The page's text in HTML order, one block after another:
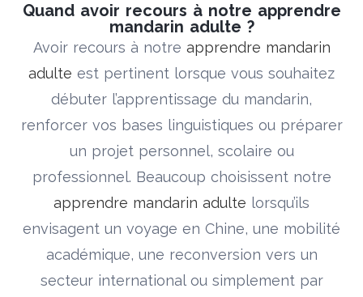
Quand avoir recours à notre apprendre
mandarin adulte ?
Avoir recours à notre apprendre mandarin
adulte est pertinent lorsque vous souhaitez
débuter l’apprentissage du mandarin,
renforcer vos bases linguistiques ou préparer
un projet personnel, scolaire ou
professionnel. Beaucoup choisissent notre
apprendre mandarin adulte lorsqu’ils
envisagent un voyage en Chine, une mobilité
académique, une reconversion vers un
secteur international ou simplement par